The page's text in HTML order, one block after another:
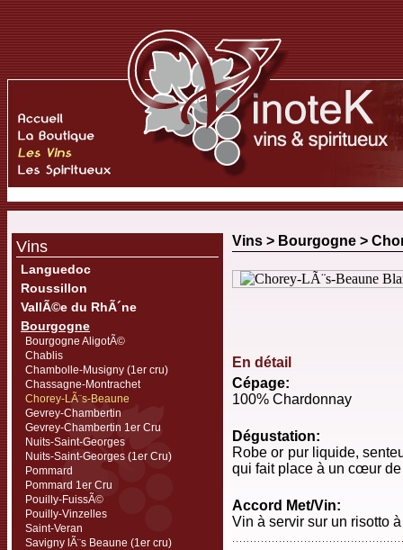
Vins
Languedoc
Roussillon
VallÃ©e du RhÃ´ne
Bourgogne
Bourgogne AligotÃ©
Chablis
Chambolle-Musigny (1er cru)
Chassagne-Montrachet
Chorey-LÃ¨s-Beaune
Gevrey-Chambertin
Gevrey-Chambertin 1er Cru
Nuits-Saint-Georges
Nuits-Saint-Georges (1er Cru)
Pommard
Pommard 1er Cru
Pouilly-FuissÃ©
Pouilly-Vinzelles
Saint-Veran
Savigny lÃ¨s Beaune (1er cru)
Vins > Bourgogne >
En détail
Cépage:
100% Chardonnay
Dégustation:
Robe or pur liquide,
qui fait place à un cœur
Accord Met/Vin:
Vin à servir sur un risotto